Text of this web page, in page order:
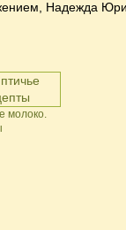
Надежда
молоко.